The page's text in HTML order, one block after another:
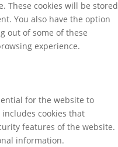
These cookies will be stored
You also have the option
out of some of these
experience.
for the website to
cookies that
features of the website.
information.